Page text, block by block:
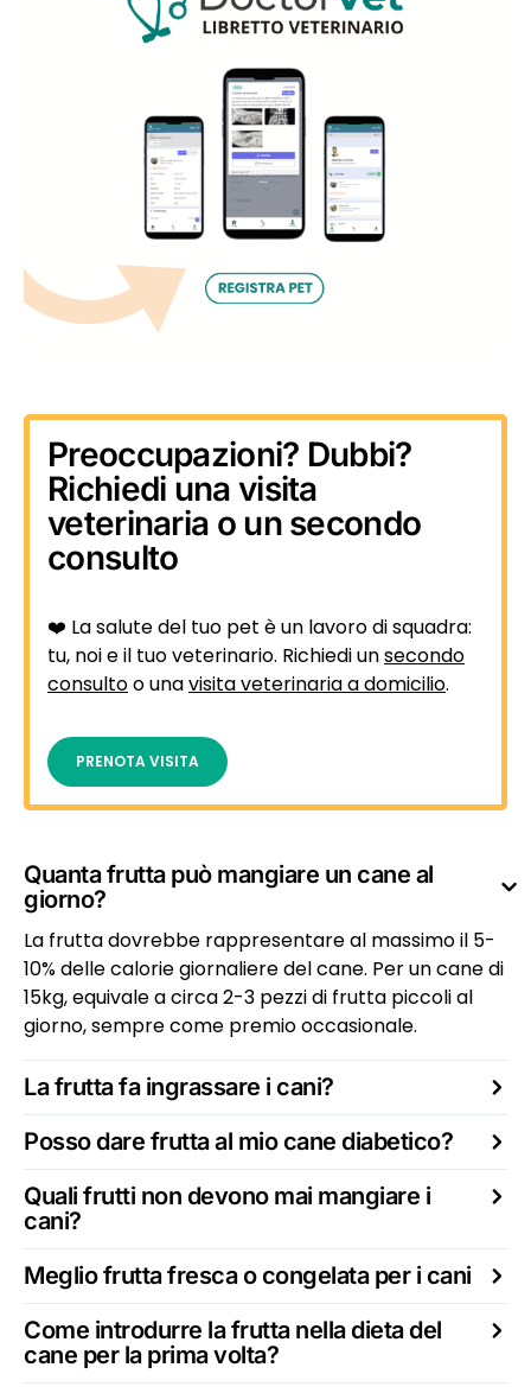
Preoccupazioni? Dubbi?
Richiedi una visita
veterinaria o un secondo
consulto
❤️ La salute del tuo pet è un lavoro di squadra:
tu, noi e il tuo veterinario. Richiedi unsecondo
consultoo unavisita veterinaria a domicilio.
PRENOTA VISITA
Quanta frutta può mangiare un cane al
giorno?
La frutta dovrebbe rappresentare al massimo il 5-
10% delle calorie giornaliere del cane. Per un cane di
15kg, equivale a circa 2-3 pezzi di frutta piccoli al
giorno, sempre come premio occasionale.
La frutta fa ingrassare i cani?
Posso dare frutta al mio cane diabetico?
Quali frutti non devono mai mangiare i
cani?
Meglio frutta fresca o congelata per i cani
Come introdurre la frutta nella dieta del
cane per la prima volta?